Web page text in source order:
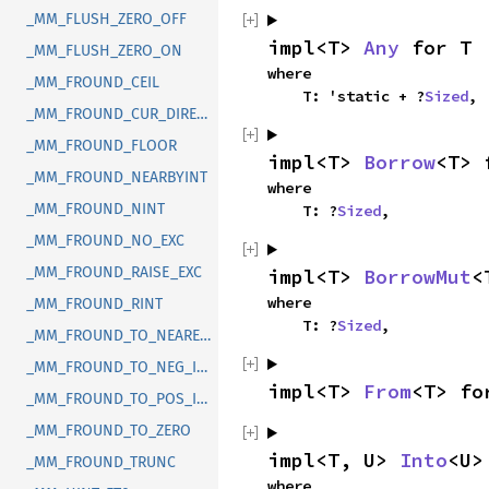
_MM_FLUSH_ZERO_OFF
_MM_FLUSH_ZERO_ON
_MM_FROUND_CEIL
_MM_FROUND_CUR_DIRECTION
_MM_FROUND_FLOOR
_MM_FROUND_NEARBYINT
_MM_FROUND_NINT
_MM_FROUND_NO_EXC
_MM_FROUND_RAISE_EXC
_MM_FROUND_RINT
_MM_FROUND_TO_NEAREST_INT
_MM_FROUND_TO_NEG_INF
_MM_FROUND_TO_POS_INF
_MM_FROUND_TO_ZERO
_MM_FROUND_TRUNC
impl<T> Any for T
where
    T: 'static + ?
Sized,
impl<T> Borrow<T>
where
    T: ?
Sized,
impl<T> BorrowMut
where
    T: ?
Sized,
impl<T> From<T>
impl<T, U> Into